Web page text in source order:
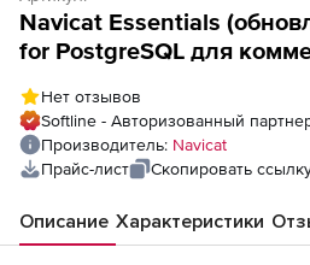
Navicat Essentials
for PostgreSQL для
Нет отзывов
Softline - Авторизованный
Производитель: Navicat
Прайс-лист
Скопировать
Описание Характеристики